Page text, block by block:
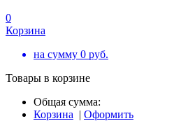
0
Корзина
на сумму 0 руб.
Товары в корзине
Общая сумма:
Корзина | Оформить